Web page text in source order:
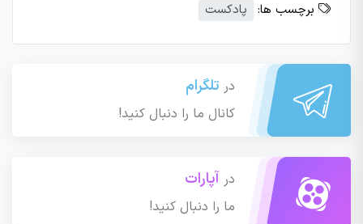
برچسب ها: پادکست
در تلگرام
کانال ما را دنبال کنید!
در آپارات
ما را دنبال کنید!